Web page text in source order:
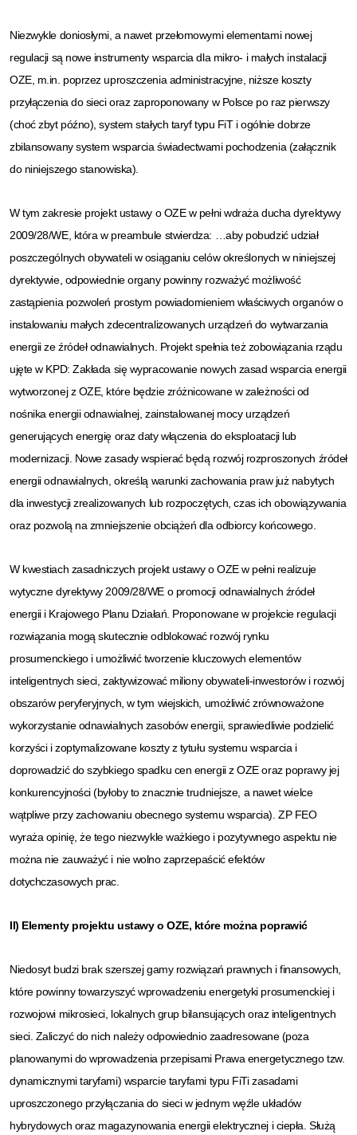
Niezwykle doniosłymi, a nawet przełomowymi elementami nowej
regulacji są nowe instrumenty wsparcia dla mikro- i małych instalacji
OZE, m.in. poprzez uproszczenia administracyjne, niższe koszty
przyłączenia do sieci oraz zaproponowany w Polsce po raz pierwszy
(choć zbyt późno), system stałych taryf typu FiT i ogólnie dobrze
zbilansowany system wsparcia świadectwami pochodzenia (załącznik
do niniejszego stanowiska).
W tym zakresie projekt ustawy o OZE w pełni wdraża ducha dyrektywy
2009/28/WE, która w preambule stwierdza: …aby pobudzić udział
poszczególnych obywateli w osiąganiu celów określonych w niniejszej
dyrektywie, odpowiednie organy powinny rozważyć możliwość
zastąpienia pozwoleń prostym powiadomieniem właściwych organów o
instalowaniu małych zdecentralizowanych urządzeń do wytwarzania
energii ze źródeł odnawialnych. Projekt spełnia też zobowiązania rządu
ujęte w KPD: Zakłada się wypracowanie nowych zasad wsparcia energii
wytworzonej z OZE, które będzie zróżnicowane w zależności od
nośnika energii odnawialnej, zainstalowanej mocy urządzeń
generujących energię oraz daty włączenia do eksploatacji lub
modernizacji. Nowe zasady wspierać będą rozwój rozproszonych źródeł
energii odnawialnych, określą warunki zachowania praw już nabytych
dla inwestycji zrealizowanych lub rozpoczętych, czas ich obowiązywania
oraz pozwolą na zmniejszenie obciążeń dla odbiorcy końcowego.
W kwestiach zasadniczych projekt ustawy o OZE w pełni realizuje
wytyczne dyrektywy 2009/28/WE o promocji odnawialnych źródeł
energii i Krajowego Planu Działań. Proponowane w projekcie regulacji
rozwiązania mogą skutecznie odblokować rozwój rynku
prosumenckiego i umożliwić tworzenie kluczowych elementów
inteligentnych sieci, zaktywizować miliony obywateli-inwestorów i rozwój
obszarów peryferyjnych, w tym wiejskich, umożliwić zrównoważone
wykorzystanie odnawialnych zasobów energii, sprawiedliwie podzielić
korzyści i zoptymalizowane koszty z tytułu systemu wsparcia i
doprowadzić do szybkiego spadku cen energii z OZE oraz poprawy jej
konkurencyjności (byłoby to znacznie trudniejsze, a nawet wielce
wątpliwe przy zachowaniu obecnego systemu wsparcia). ZP FEO
wyraża opinię, że tego niezwykle ważkiego i pozytywnego aspektu nie
można nie zauważyć i nie wolno zaprzepaścić efektów
dotychczasowych prac.
II) Elementy projektu ustawy o OZE, które można poprawić
Niedosyt budzi brak szerszej gamy rozwiązań prawnych i finansowych,
które powinny towarzyszyć wprowadzeniu energetyki prosumenckiej i
rozwojowi mikrosieci, lokalnych grup bilansujących oraz inteligentnych
sieci. Zaliczyć do nich należy odpowiednio zaadresowane (poza
planowanymi do wprowadzenia przepisami Prawa energetycznego tzw.
dynamicznymi taryfami) wsparcie taryfami typu FiTi zasadami
uproszczonego przyłączania do sieci w jednym węźle układów
hybrydowych oraz magazynowania energii elektrycznej i ciepła. Służą